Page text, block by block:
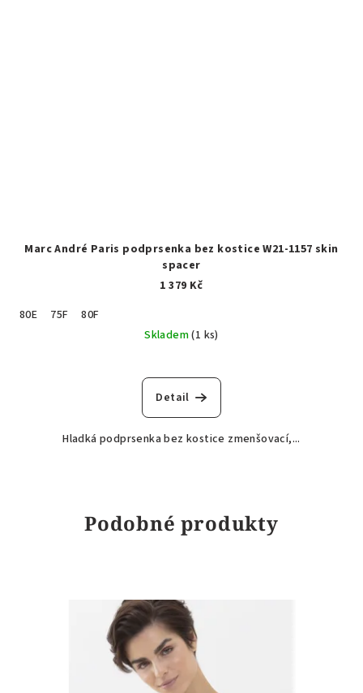
Marc André Paris podprsenka bez kostice W21-1157 skin
spacer
1 379 Kč
80E
75F
80F
Skladem(1 ks)
Detail
Hladká podprsenka bez kostice zmenšovací,...
Podobné produkty